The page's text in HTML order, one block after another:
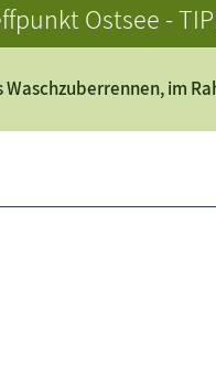
Ostsee -
Waschzuberrennen, im